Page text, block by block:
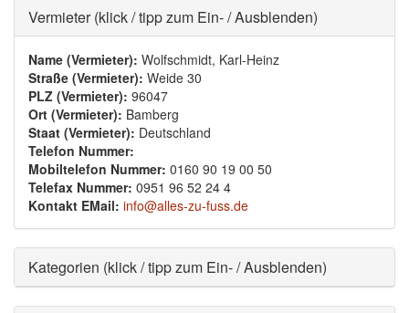
Ausblenden
Vermieter (klick / tipp zum Ein- / Ausblenden)
Name (Vermieter): Wolfschmidt, Karl-Heinz
Straße (Vermieter): Weide 30
PLZ (Vermieter): 96047
Ort (Vermieter): Bamberg
Staat (Vermieter): Deutschland
Telefon Nummer:
Mobiltelefon Nummer: 0160 90 19 00 50
Telefax Nummer: 0951 96 52 24 4
Kontakt EMail: info@alles-zu-fuss.de
Ausblenden
Kategorien (klick / tipp zum Ein- / Ausblenden)